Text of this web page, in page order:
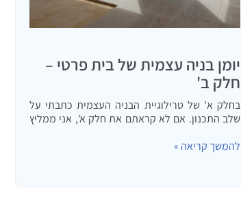
יומן בניה עצמית של בית פרטי –
חלק ב'
בחלק א' של טרילוגיית הבניה העצמית כתבתי על
שלב התכנון. אם לא קראתם את חלק א', אני ממליץ
הפרוייקט – הכנות לבניה. את החלק הקודם סיימנו…
להמשך קריאה »